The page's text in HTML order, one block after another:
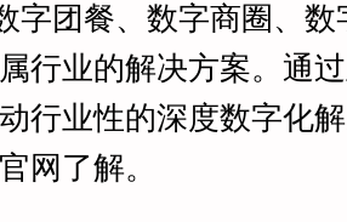
团餐、数字商圈、数
行业的解决方案。通
行业性的深度数字化
网了解。